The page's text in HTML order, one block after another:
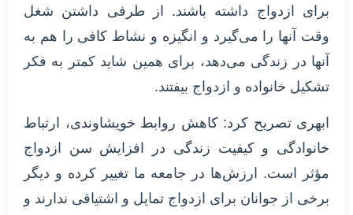
برای ازدواج داشته باشند. از طرفی داشتن شغل
وقت آنها را می‌گیرد و انگیزه و نشاط کافی را هم به
آنها در زندگی می‌دهد، برای همین شاید کمتر به فکر
تشکیل خانواده و ازدواج بیفتند.
ابهری تصریح کرد: کاهش روابط خویشاوندی، ارتباط
خانوادگی و کیفیت زندگی در افزایش سن ازدواج
مؤثر است. ارزش‌ها در جامعه ما تغییر کرده و دیگر
برخی از جوانان برای ازدواج تمایل و اشتیاقی ندارند و